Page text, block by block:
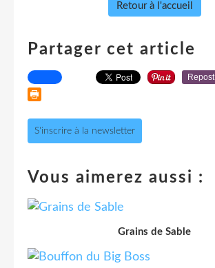
Retour à l'accueil
Partager cet article
Repost
S'inscrire à la newsletter
Vous aimerez aussi :
Grains de Sable